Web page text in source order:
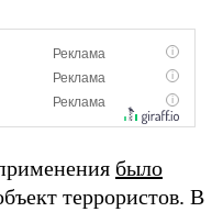
было
террористов. В